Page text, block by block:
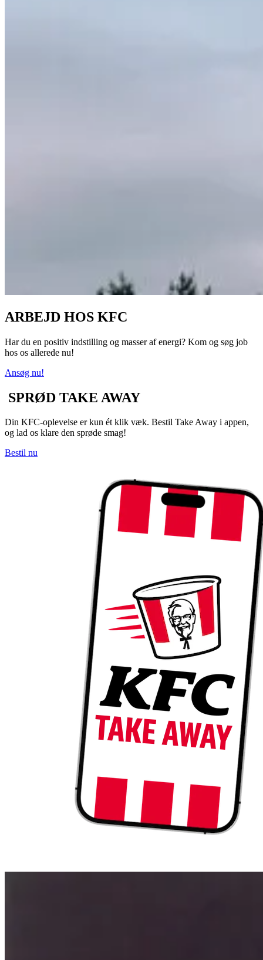
ARBEJD HOS KFC
Har du en positiv indstilling og masser af energi? Kom og søg job
hos os allerede nu!
Ansøg nu!
SPRØD TAKE AWAY
Din KFC‑oplevelse er kun ét klik væk. Bestil Take Away i appen,
og lad os klare den sprøde smag!
Bestil nu